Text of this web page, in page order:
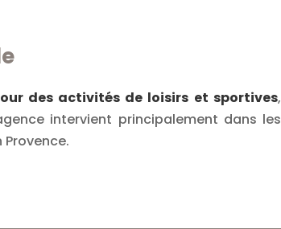
des activités de loisirs et sportives,
intervient principalement dans les